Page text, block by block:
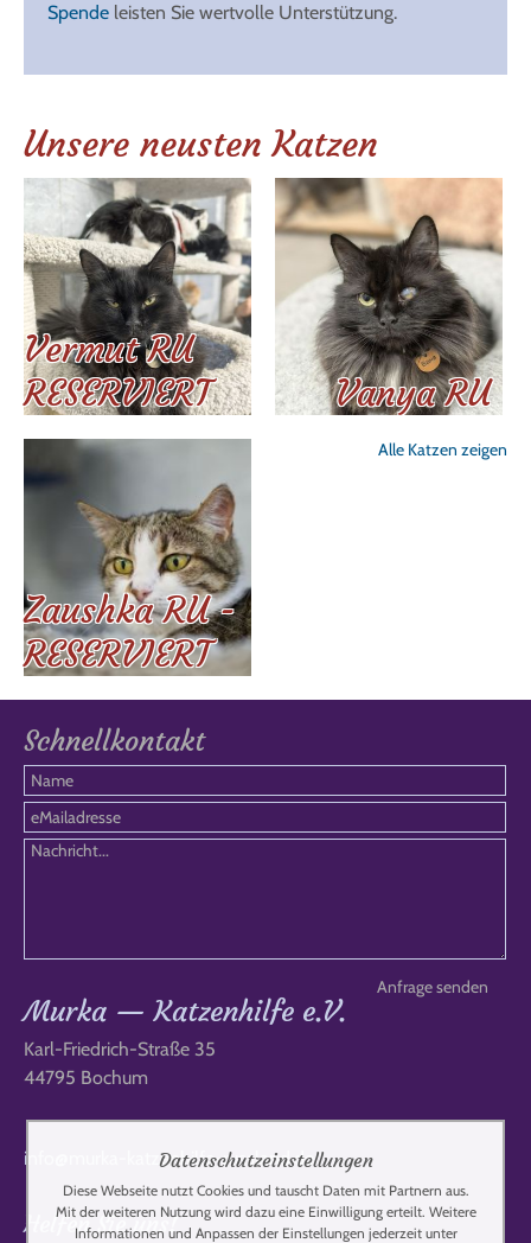
Spende leisten Sie wertvolle Unterstützung.
Unsere neusten Katzen
Vermut RU
RESERVIERT
Vanya RU
Zaushka RU -
RESERVIERT
Alle Katzen zeigen
Schnellkontakt
Murka — Katzenhilfe e.V.
Karl-Friedrich-Straße 35
44795 Bochum
info@murka-katzenhilfe-russland.de
Helfen Sie uns!
Datenschutzeinstellungen
Diese Webseite nutzt Cookies und tauscht Daten mit Partnern aus.
Mit der weiteren Nutzung wird dazu eine Einwilligung erteilt. Weitere
Informationen und Anpassen der Einstellungen jederzeit unter